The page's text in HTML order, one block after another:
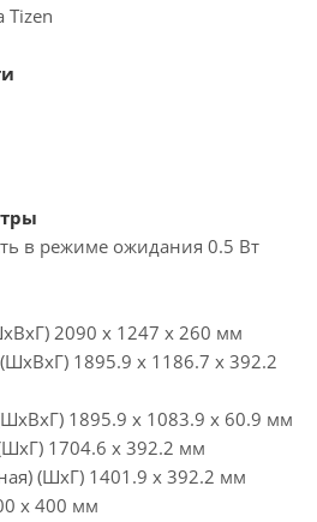
Tizen
в режиме ожидания 0.5 Вт
2090 x 1247 x 260 мм
1895.9 x 1186.7 x 392.2
1895.9 x 1083.9 x 60.9 мм
1704.6 x 392.2 мм
(ШxГ) 1401.9 x 392.2 мм
x 400 мм